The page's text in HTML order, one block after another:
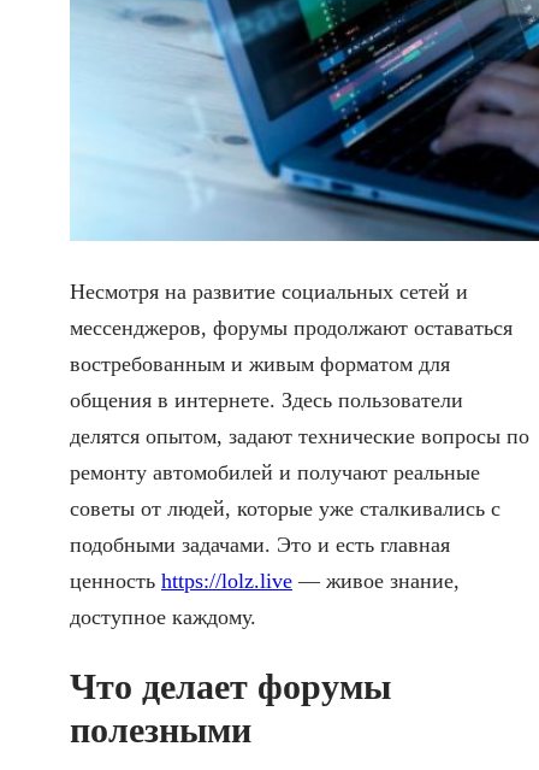
Несмотря на развитие социальных сетей и
мессенджеров, форумы продолжают оставаться
востребованным и живым форматом для
общения в интернете. Здесь пользователи
делятся опытом, задают технические вопросы по
ремонту автомобилей и получают реальные
советы от людей, которые уже сталкивались с
подобными задачами. Это и есть главная
ценность https://lolz.live — живое знание,
доступное каждому.
Что делает форумы
полезными